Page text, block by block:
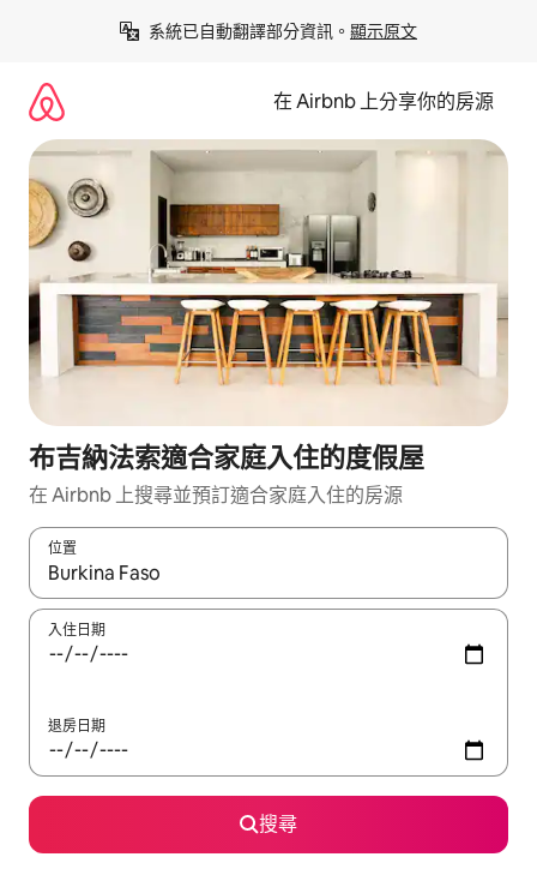
系統已自動翻譯部分資訊。 顯示原文
在 Airbnb 上分享你的房源
布吉納法索適合家庭入住的度假屋
在 Airbnb 上搜尋並預訂適合家庭入住的房源
位置
如有搜尋結果，瀏覽內容時請使用上下箭頭，或輕點、滑動裝置。
入住日期
退房日期
搜尋